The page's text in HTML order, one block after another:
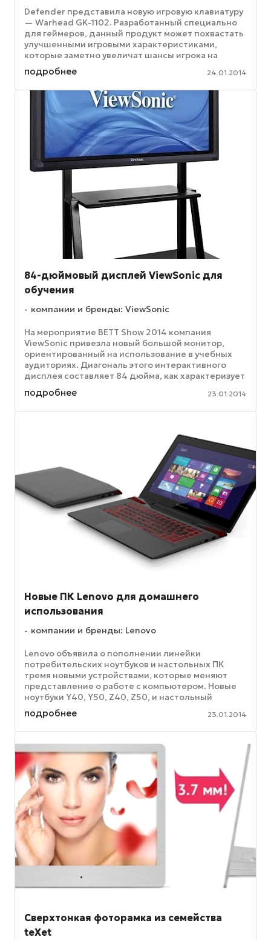
Defender представила новую игровую клавиатуру
— Warhead GK-1102. Разработанный специально
для геймеров, данный продукт может похвастать
улучшенными игровыми характеристиками,
которые заметно увеличат шансы игрока на
победу в виртуальном сражении. На ...
подробнее 24.01.2014
84-дюймовый дисплей ViewSonic для
обучения
компании и бренды: ViewSonic
На мероприятие BETT Show 2014 компания
ViewSonic привезла новый большой монитор,
ориентированный на использование в учебных
аудиториях. Диагональ этого интерактивного
дисплея составляет 84 дюйма, как характеризует
устройство ViewSonic – это, по ...
подробнее 23.01.2014
Новые ПК Lenovo для домашнего
использования
компании и бренды: Lenovo
Lenovo объявила о пополнении линейки
потребительских ноутбуков и настольных ПК
тремя новыми устройствами, которые меняют
представление о работе с компьютером. Новые
ноутбуки Y40, Y50, Z40, Z50, и настольный
компактный моноблок C560 не займут много ...
подробнее 23.01.2014
Сверхтонкая фоторамка из семейства
teXet